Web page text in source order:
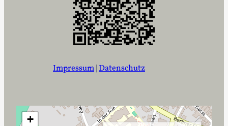
Impressum| Datenschutz
+